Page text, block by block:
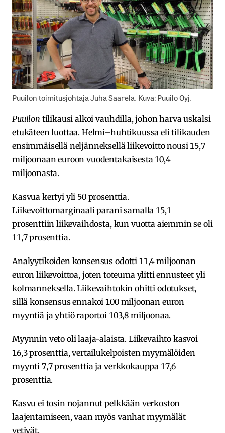
Puuilon toimitusjohtaja Juha Saarela. Kuva: Puuilo Oyj.
Puuilon tilikausi alkoi vauhdilla, johon harva uskalsi
etukäteen luottaa. Helmi–huhtikuussa eli tilikauden
ensimmäisellä neljänneksellä liikevoitto nousi 15,7
miljoonaan euroon vuodentakaisesta 10,4
miljoonasta.
Kasvua kertyi yli 50 prosenttia.
Liikevoittomarginaali parani samalla 15,1
prosenttiin liikevaihdosta, kun vuotta aiemmin se oli
11,7 prosenttia.
Analyytikoiden konsensus odotti 11,4 miljoonan
euron liikevoittoa, joten toteuma ylitti ennusteet yli
kolmanneksella. Liikevaihtokin ohitti odotukset,
sillä konsensus ennakoi 100 miljoonan euron
myyntiä ja yhtiö raportoi 103,8 miljoonaa.
Myynnin veto oli laaja-alaista. Liikevaihto kasvoi
16,3 prosenttia, vertailukelpoisten myymälöiden
myynti 7,7 prosenttia ja verkkokauppa 17,6
prosenttia.
Kasvu ei tosin nojannut pelkkään verkoston
laajentamiseen, vaan myös vanhat myymälät
vetivät.